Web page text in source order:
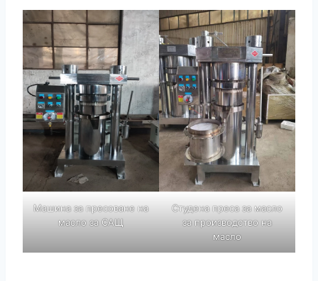
Машина за пресоване на
масло за САЩ
Студена преса за масло
за производство на
масло